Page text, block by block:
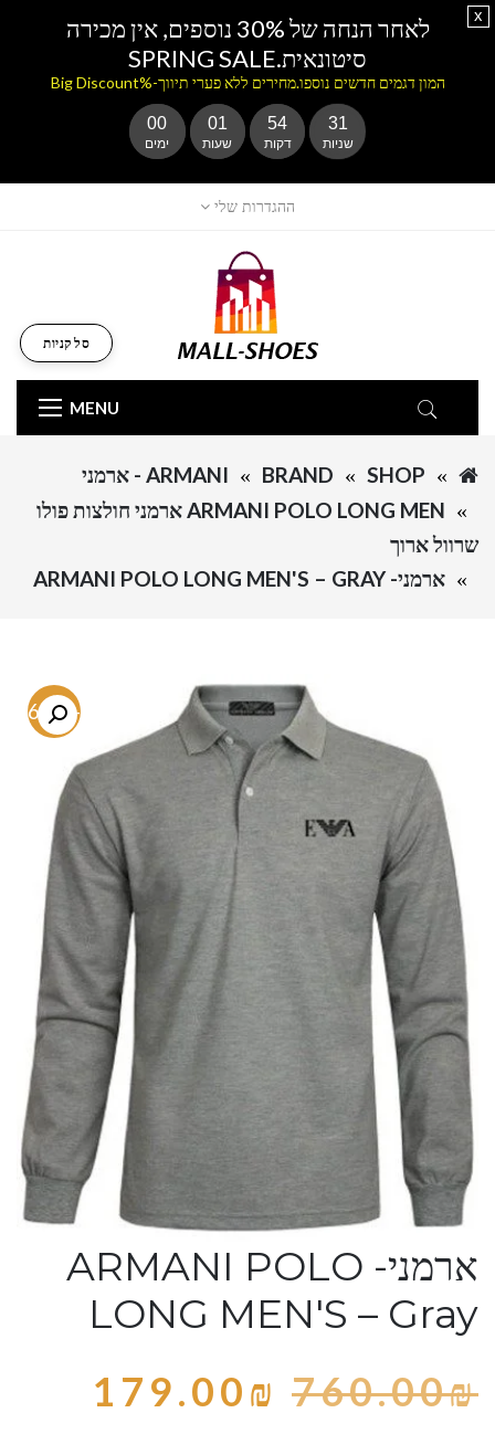
ההגדרות שלי
MENU
סל קניות
SHOP
BRAND
ARMANI - ארמני
ARMANI POLO LONG MEN ארמני חולצות פולו
שרוול ארוך
ארמני- ARMANI POLO LONG MEN'S – GRAY
-76.4%
ארמני- ARMANI POLO
LONG MEN'S – Gray
760.00₪
179.00₪
לאחר הנחה של 30% נוספים, אין מכירה
סיטונאית.SPRING SALE
המון דגמים חדשים נוספו.מחירים ללא פערי תיווך-%Big Discount
00
ימים
01
שעות
54
דקות
31
שניות
x